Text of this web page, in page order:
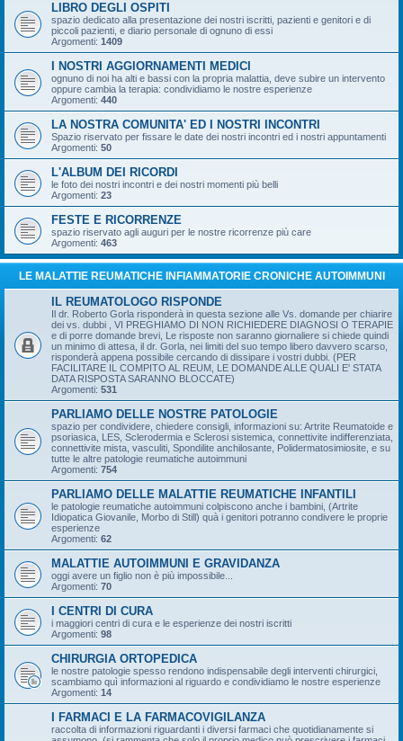
LIBRO DEGLI OSPITI
spazio dedicato alla presentazione dei nostri iscritti, pazienti e genitori e di
piccoli pazienti, e diario personale di ognuno di essi
Argomenti: 1409
I NOSTRI AGGIORNAMENTI MEDICI
ognuno di noi ha alti e bassi con la propria malattia, deve subire un intervento
oppure cambia la terapia: condividiamo le nostre esperienze
Argomenti: 440
LA NOSTRA COMUNITA' ED I NOSTRI INCONTRI
Spazio riservato per fissare le date dei nostri incontri ed i nostri appuntamenti
Argomenti: 50
L'ALBUM DEI RICORDI
le foto dei nostri incontri e dei nostri momenti più belli
Argomenti: 23
FESTE E RICORRENZE
spazio riservato agli auguri per le nostre ricorrenze più care
Argomenti: 463
LE MALATTIE REUMATICHE INFIAMMATORIE CRONICHE AUTOIMMUNI
IL REUMATOLOGO RISPONDE
Il dr. Roberto Gorla risponderà in questa sezione alle Vs. domande per chiarire
dei vs. dubbi , VI PREGHIAMO DI NON RICHIEDERE DIAGNOSI O TERAPIE
e di porre domande brevi, Le risposte non saranno giornaliere si chiede quindi
un minimo di attesa, il dr. Gorla, nei limiti del suo tempo libero davvero scarso,
risponderà appena possibile cercando di dissipare i vostri dubbi. (PER
FACILITARE IL COMPITO AL REUM, LE DOMANDE ALLE QUALI E' STATA
DATA RISPOSTA SARANNO BLOCCATE)
Argomenti: 531
PARLIAMO DELLE NOSTRE PATOLOGIE
spazio per condividere, chiedere consigli, informazioni su: Artrite Reumatoide e
psoriasica, LES, Sclerodermia e Sclerosi sistemica, connettivite indifferenziata,
connettivite mista, vasculiti, Spondilite anchilosante, Polidermatosimiosite, e su
tutte le altre patologie reumatiche autoimmuni
Argomenti: 754
PARLIAMO DELLE MALATTIE REUMATICHE INFANTILI
le patologie reumatiche autoimmuni colpiscono anche i bambini, (Artrite
Idiopatica Giovanile, Morbo di Still) quà i genitori potranno condivere le proprie
esperienze
Argomenti: 62
MALATTIE AUTOIMMUNI E GRAVIDANZA
oggi avere un figlio non è più impossibile...
Argomenti: 70
I CENTRI DI CURA
i maggiori centri di cura e le esperienze dei nostri iscritti
Argomenti: 98
CHIRURGIA ORTOPEDICA
le nostre patologie spesso rendono indispensabile degli interventi chirurgici,
scambiamo quì informazioni al riguardo e condividiamo le nostre esperienze
Argomenti: 14
I FARMACI E LA FARMACOVIGILANZA
raccolta di informazioni riguardanti i diversi farmaci che quotidianamente si